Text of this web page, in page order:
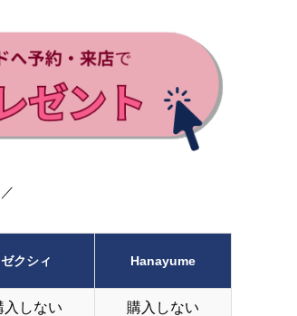
ゼクシィ Hanayume
入しない
購入しない